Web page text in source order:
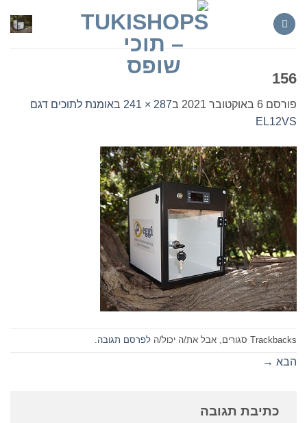
156
פורסם 6 באוקטובר 2021 ב287 × 241 באומנת לתוכים דגם
EL12VS
Trackbacks סגורים, אבל את/ה יכול/ה לפרסם תגובה
הבא →
כתיבת תגובה